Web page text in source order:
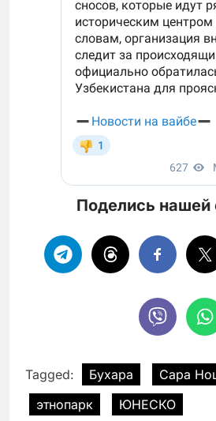
Поделись нашей
Tagged: Бухара
Сара
этнопарк
ЮНЕСКО